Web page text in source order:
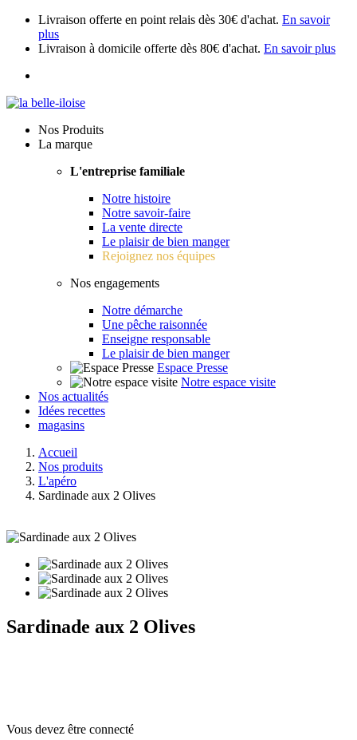
Livraison offerte en point relais dès 30€ d'achat. En savoir
plus
Livraison à domicile offerte dès 80€ d'achat. En savoir plus
Nos Produits
La marque
L'entreprise familiale
Notre histoire
Notre savoir-faire
La vente directe
Le plaisir de bien manger
Rejoignez nos équipes
Nos engagements
Notre démarche
Une pêche raisonnée
Enseigne responsable
Le plaisir de bien manger
Espace Presse
Notre espace visite
Nos actualités
Idées recettes
magasins
Accueil
Nos produits
L'apéro
Sardinade aux 2 Olives
Sardinade aux 2 Olives
Vous devez être connecté